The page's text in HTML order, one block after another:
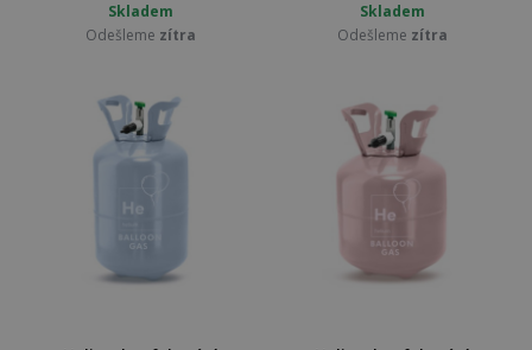
Skladem
Odešleme zítra
Skladem
Odešleme zítra